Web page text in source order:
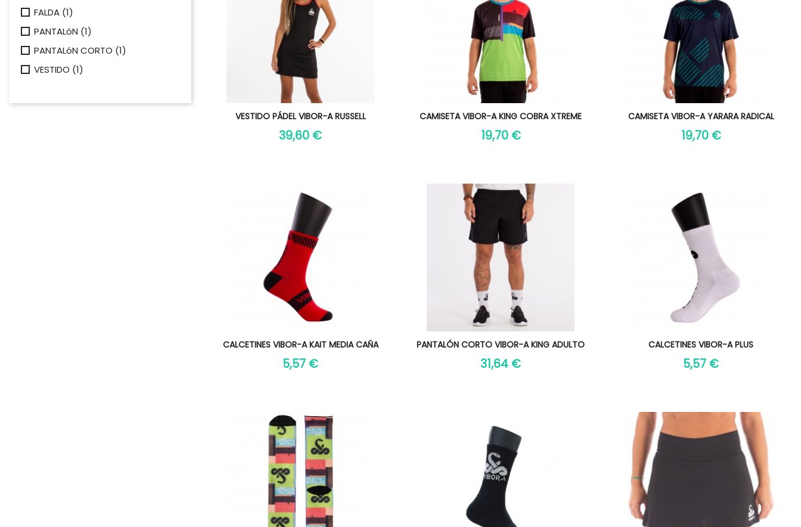
FALDA (1)
PANTALóN (1)
PANTALóN CORTO (1)
VESTIDO (1)
VESTIDO PÁDEL VIBOR-A RUSSELL
39,60 €
Vista rápida CAMISETA VIBOR-A KING COBRA XTREME
19,70 €
Vista rápida CAMISETA VIBOR-A YARARA RADICAL
19,70 €
Vista rápida
CALCETINES VIBOR-A KAIT MEDIA CAÑA
5,57 €
Vista rápida PANTALÓN CORTO VIBOR-A KING ADULTO
31,64 €
Vista rápida CALCETINES VIBOR-A PLUS
5,57 €
Vista rápida